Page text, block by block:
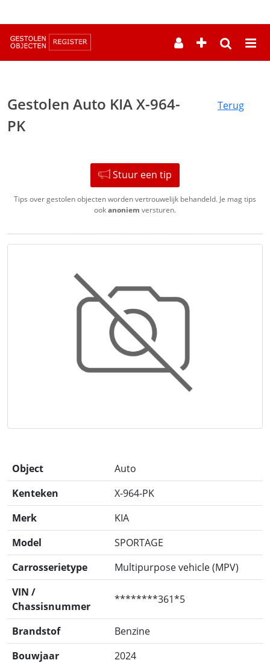
Gestolen Auto KIA X-964-
PK
Terug
Stuur een tip
Tips over gestolen objecten worden vertrouwelijk behandeld. Je mag tips
ookanoniem versturen.
Object
Auto
Kenteken
X-964-PK
Merk
KIA
Model
SPORTAGE
Carrosserietype
Multipurpose vehicle (MPV)
VIN /
Chassisnummer
********361*5
Brandstof
Benzine
Bouwjaar
2024